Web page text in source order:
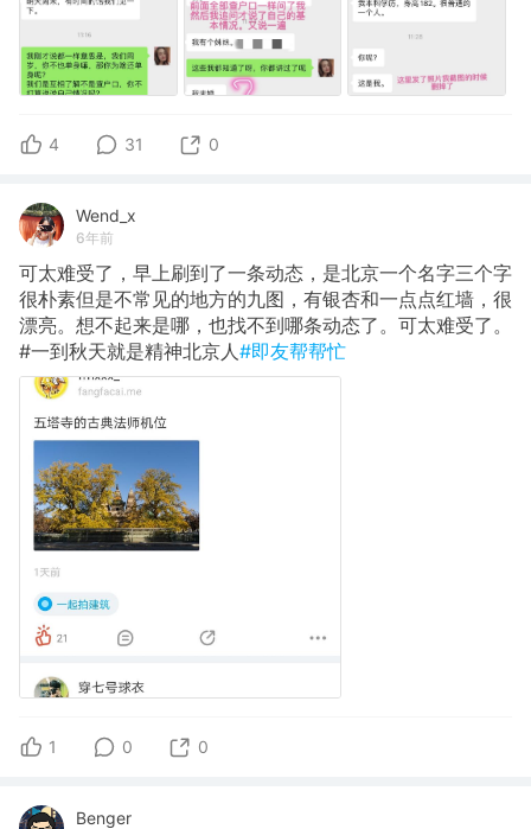
4 31 0
Wend_x
6年前
可太难受了，早上刷到了一条动态，是北京一个名字三个字
很朴素但是不常见的地方的九图，有银杏和一点点红墙，很
漂亮。想不起来是哪，也找不到哪条动态了。可太难受了。
#一到秋天就是精神北京人#即友帮帮忙
1 0 0
Benger